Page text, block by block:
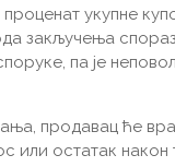
укупне
закључења
па је
продавац ће
или остатак